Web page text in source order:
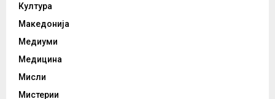
Култура
Македонија
Медиуми
Медицина
Мисли
Мистерии